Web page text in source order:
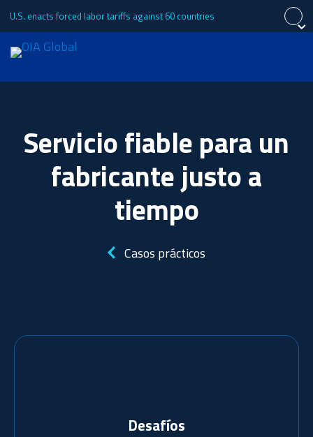
U.S. enacts forced labor tariffs against 60 countries
Português (Brasil)
日本語
Tiếng Việt
Français
Servicio fiable para un
fabricante justo a
tiempo
Casos prácticos
Desafíos
Solicitar presupuesto
Acerca de